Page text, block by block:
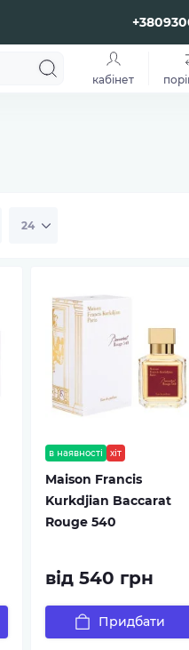
кабінет
в наявності хіт
Maison Francis
Kurkdjian Baccarat
Rouge 540
від 540 грн
Придбати